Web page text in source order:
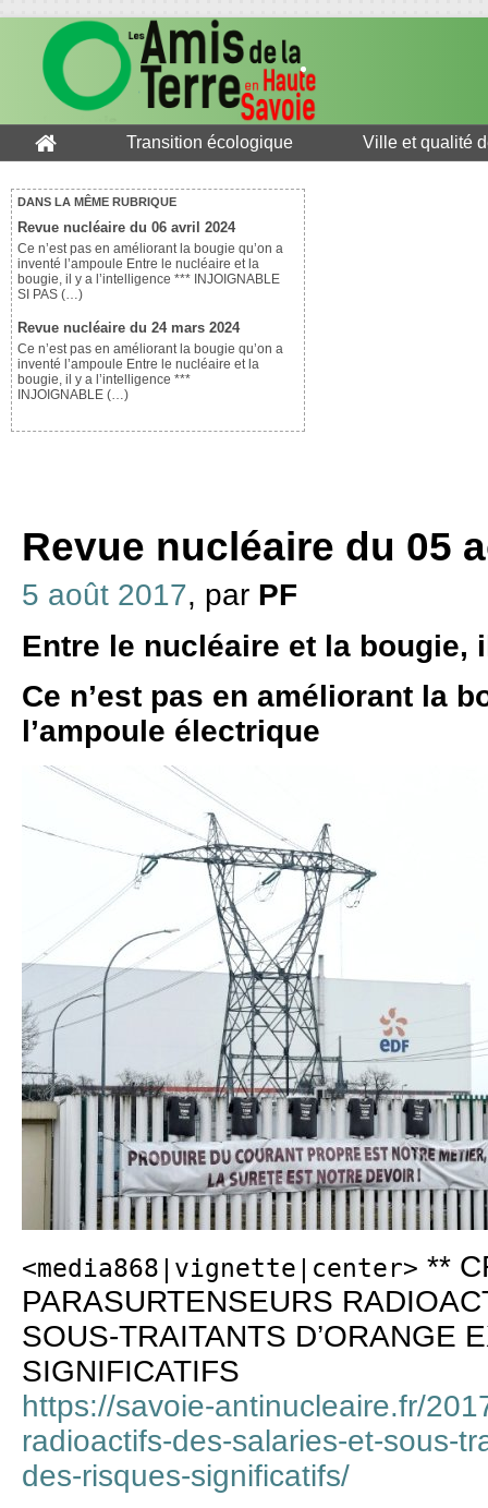
Transition écologique Ville et qualité
DANS LA MÊME RUBRIQUE
Revue nucléaire du 06 avril 2024
Ce n’est pas en améliorant la bougie qu’on a
inventé l’ampoule Entre le nucléaire et la
bougie, il y a l’intelligence *** INJOIGNABLE
SI PAS (…)
Revue nucléaire du 24 mars 2024
Ce n’est pas en améliorant la bougie qu’on a
inventé l’ampoule Entre le nucléaire et la
bougie, il y a l’intelligence ***
INJOIGNABLE (…)
Revue nucléaire du 05
5 août 2017, par PF
Entre le nucléaire et la bougie,
Ce n’est pas en améliorant la
l’ampoule électrique
<media868|vignette|center> **
PARASURTENSEURS
SOUS-TRAITANTS D’ORANGE
SIGNIFICATIFS
https://savoie-antinucleaire.fr/
radioactifs-des-salaries-et-sous-
des-risques-significatifs/